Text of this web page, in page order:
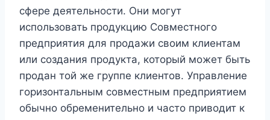
сфере деятельности. Они могут
использовать продукцию Совместного
предприятия для продажи своим клиентам
или создания продукта, который может быть
продан той же группе клиентов. Управление
горизонтальным совместным предприятием
обычно обременительно и часто приводит к